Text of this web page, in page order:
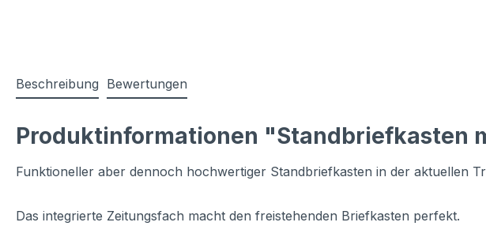
Beschreibung Bewertungen
Produktinformationen "Standbriefkasten
Funktioneller aber dennoch hochwertiger Standbriefkasten in der aktuellen
Das integrierte Zeitungsfach macht den freistehenden Briefkasten perfekt.